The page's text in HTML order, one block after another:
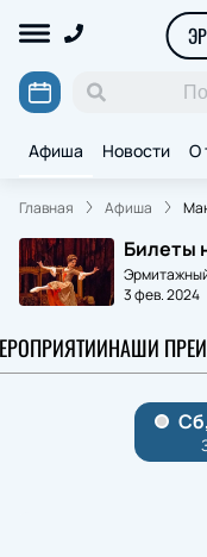
Афиша Новости О
Главная Афиша
Билеты
3 фев. 2024
НАШИ